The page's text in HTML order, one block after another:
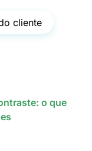
cliente
o que